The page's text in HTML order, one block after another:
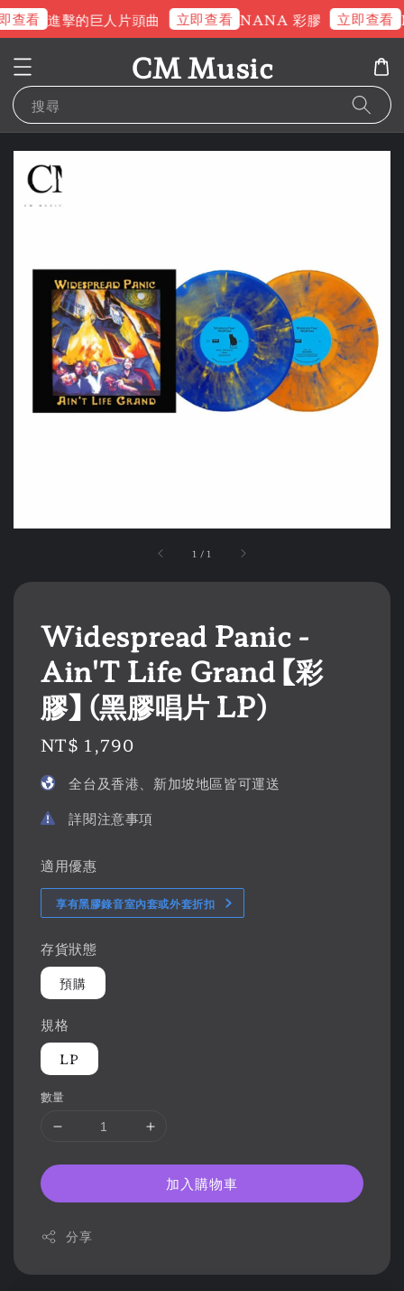
查看 進擊的巨人片頭曲 立即查看 NANA 彩膠 立即查看
CM Music
搜尋
1 /1
Widespread Panic -
Ain'T Life Grand 【彩
膠】 (黑膠唱片 LP)
Regular
NT$ 1,790
全台及香港、新加坡地區皆可運送
詳閱注意事項
適用優惠
享有黑膠錄音室內套或外套折扣
存貨狀態
預購
規格
LP
數量
加入購物車
分享